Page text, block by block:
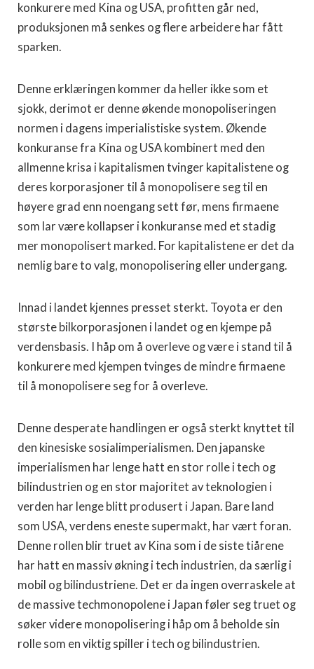
konkurere med Kina og USA, profitten går ned,
produksjonen må senkes og flere arbeidere har fått
sparken.
Denne erklæringen kommer da heller ikke som et
sjokk, derimot er denne økende monopoliseringen
normen i dagens imperialistiske system. Økende
konkuranse fra Kina og USA kombinert med den
allmenne krisa i kapitalismen tvinger kapitalistene og
deres korporasjoner til å monopolisere seg til en
høyere grad enn noengang sett før, mens firmaene
som lar være kollapser i konkuranse med et stadig
mer monopolisert marked. For kapitalistene er det da
nemlig bare to valg, monopolisering eller undergang.
Innad i landet kjennes presset sterkt. Toyota er den
største bilkorporasjonen i landet og en kjempe på
verdensbasis. I håp om å overleve og være i stand til å
konkurere med kjempen tvinges de mindre firmaene
til å monopolisere seg for å overleve.
Denne desperate handlingen er også sterkt knyttet til
den kinesiske sosialimperialismen. Den japanske
imperialismen har lenge hatt en stor rolle i tech og
bilindustrien og en stor majoritet av teknologien i
verden har lenge blitt produsert i Japan. Bare land
som USA, verdens eneste supermakt, har vært foran.
Denne rollen blir truet av Kina som i de siste tiårene
har hatt en massiv økning i tech industrien, da særlig i
mobil og bilindustriene. Det er da ingen overraskele at
de massive techmonopolene i Japan føler seg truet og
søker videre monopolisering i håp om å beholde sin
rolle som en viktig spiller i tech og bilindustrien.